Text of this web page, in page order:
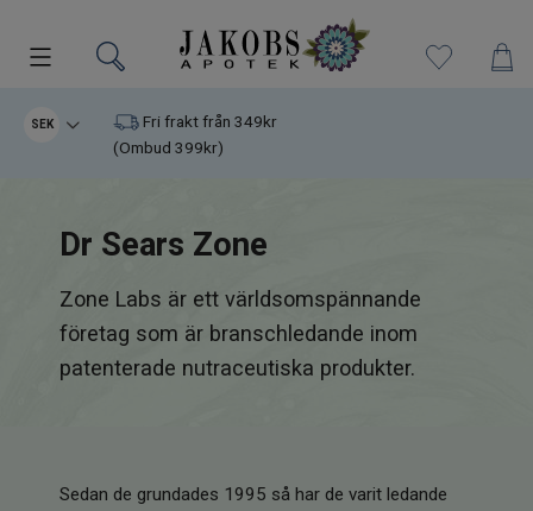
Kampanjer
Varumärken
Kosttillskott
Superfood
Kristaller
SEK
Fri frakt från 349kr
(Ombud 399kr)
Dr Sears Zone
Zone Labs är ett världsomspännande
företag som är branschledande inom
patenterade nutraceutiska produkter.
Sedan de grundades 1995 så har de varit ledande